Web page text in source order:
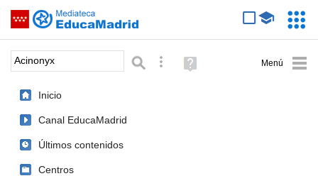
Saltar navegación
Palabra o frase: Búsqueda avanzada
Ayuda
(en
Inicio
Canal EducaMadrid
Últimos contenidos
Centros